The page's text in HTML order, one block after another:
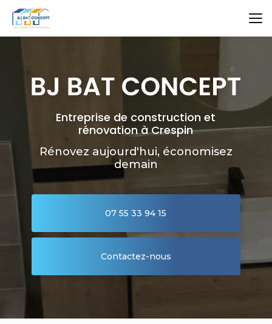
contenu
principal
Entreprise de construction et
rénovation à Crespin
Rénovez aujourd'hui, économisez
demain
07 55 33 94 15
Contactez-nous